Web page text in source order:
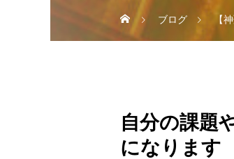
ブログ 【
自分の課題
になります